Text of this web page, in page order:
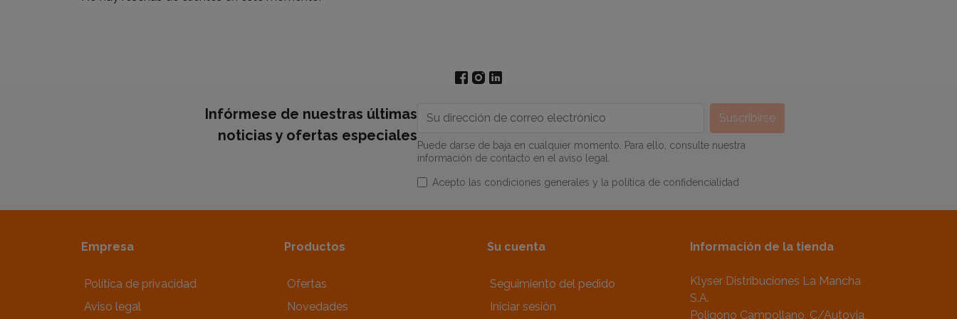
Infórmese de nuestras últimas
noticias y ofertas especiales
Puede darse de baja en cualquier momento. Para ello, consulte nuestra
información de contacto en el aviso legal.
Acepto las condiciones generales y la política de confidencialidad
Empresa
Política de privacidad
Aviso legal
Productos
Ofertas
Novedades
Su cuenta
Seguimiento del pedido
Iniciar sesión
Información de la tienda
Klyser Distribuciones La Mancha
S.A.
Poligono Campollano, C/Autovia,